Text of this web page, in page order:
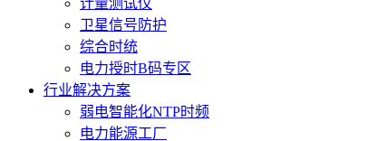
计量测试仪
卫星信号防护
综合时统
电力授时B码专区
行业解决方案
弱电智能化NTP时频
电力能源工厂